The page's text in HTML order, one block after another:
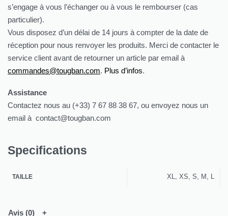
s’engage à vous l’échanger ou à vous le rembourser (cas
particulier).
Vous disposez d’un délai de 14 jours à compter de la date de
réception pour nous renvoyer les produits. Merci de contacter le
service client avant de retourner un article par email à
commandes@tougban.com. Plus d’infos.
Assistance
Contactez nous au (+33) 7 67 88 38 67, ou envoyez nous un
email à contact@tougban.com
Specifications
TAILLE XL, XS, S, M, L
Avis (0)